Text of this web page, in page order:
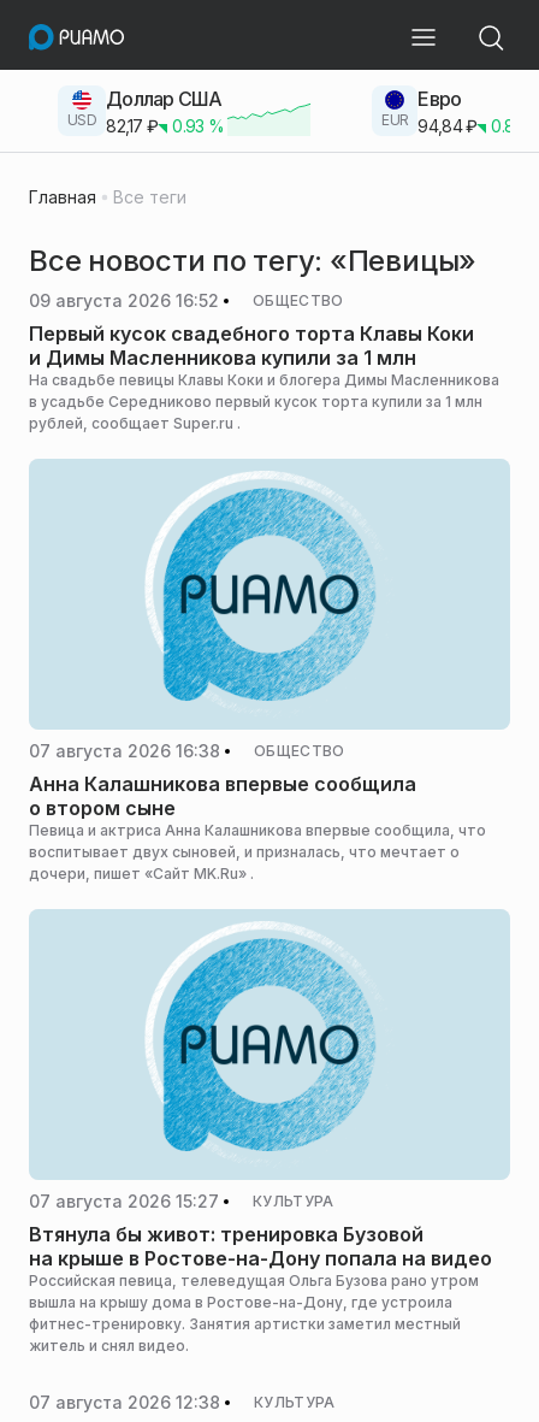
USD
Доллар США
82,17 ₽ 0.93 % EUR
Евро
94,84₽ 0.83
Главная Все теги
Все новости по тегу: «Певицы»
09 августа 2026 16:52 ОБЩЕСТВО
Первый кусок свадебного торта Клавы Коки
и Димы Масленникова купили за 1 млн
На свадьбе певицы Клавы Коки и блогера Димы Масленникова
в усадьбе Середниково первый кусок торта купили за 1 млн
рублей, сообщает Super.ru .
07 августа 2026 16:38 ОБЩЕСТВО
Анна Калашникова впервые сообщила
о втором сыне
Певица и актриса Анна Калашникова впервые сообщила, что
воспитывает двух сыновей, и призналась, что мечтает о
дочери, пишет «Сайт MK.Ru» .
07 августа 2026 15:27 КУЛЬТУРА
Втянула бы живот: тренировка Бузовой
на крыше в Ростове-на-Дону попала на видео
Российская певица, телеведущая Ольга Бузова рано утром
вышла на крышу дома в Ростове-на-Дону, где устроила
фитнес-тренировку. Занятия артистки заметил местный
житель и снял видео.
07 августа 2026 12:38 КУЛЬТУРА